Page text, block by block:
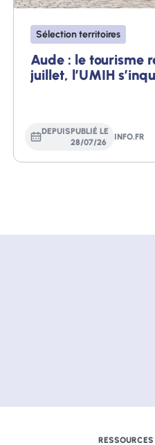
Sélection territoires
Aude : le tourisme
juillet, l’UMIH
DEPUISPUBLIÉ LE
28/07/26
INFO.FR
RESSOURCES